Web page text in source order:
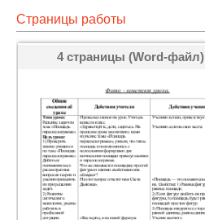
Страницы работы
4 страницы (Word-файл)